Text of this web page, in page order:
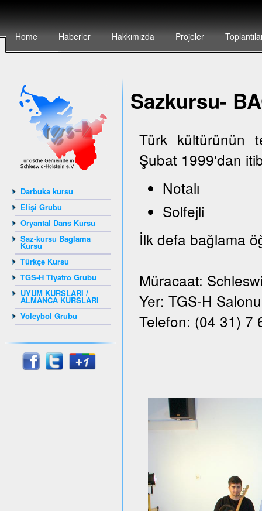
Home Haberler Hakkımızda Projeler
Darbuka kursu
Elişi Grubu
Oryantal Dans Kursu
Saz-kursu Baglama
Kursu
Türkçe Kursu
TGS-H Tiyatro Grubu
UYUM KURSLARI /
ALMANCA KURSLARI
Voleybol Grubu
Sazkursu-
Türk kültürünün
Şubat 1999'dan
Notalı
Solfejli
İlk defa bağlama
Müracaat:
Yer: TGS-H
Telefon: (04 31) 7